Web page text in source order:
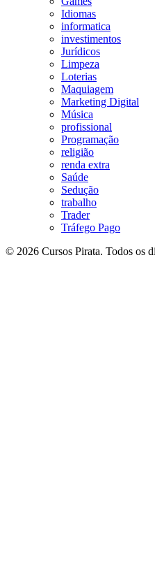
Idiomas
informatica
investimentos
Jurídicos
Limpeza
Loterias
Maquiagem
Marketing Digital
Música
profissional
Programação
religião
renda extra
Saúde
Sedução
trabalho
Trader
Tráfego Pago
© 2026 Cursos Pirata. Todos os